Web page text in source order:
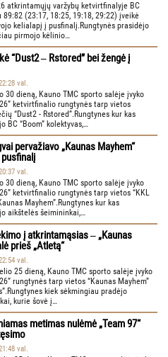
atkrintamųjų varžybų ketvirtfinalyje BC
89:82 (23:17, 18:25, 19:18, 29:22) įveikė
kelialapį į pusfinalį.Rungtynės prasidėjo
pirmojo kėlinio…
“Dust2 ‒ Rstored” bei žengė į
val.
30 dieną, Kauno TMC sporto salėje įvyko
ketvirtfinalio rungtynės tarp vietos
“Dust2 - Rstored”.Rungtynes kur kas
BC “Boom” kolektyvas,…
pervažiavo „Kaunas Mayhem“
val.
30 dieną, Kauno TMC sporto salėje įvyko
ketvirtfinalio rungtynės tarp vietos “KKL
Mayhem”.Rungtynes kur kas
aikštelės šeimininkai,…
į atkrintamąsias ‒ „Kaunas
prieš „Atletą“
val.
25 dieną, Kauno TMC sporto salėje įvyko
rungtynės tarp vietos “Kaunas Mayhem”
kiek sėkmingiau pradėjo
kurie šovė į…
metimas nulėmė „Team 97“
val.